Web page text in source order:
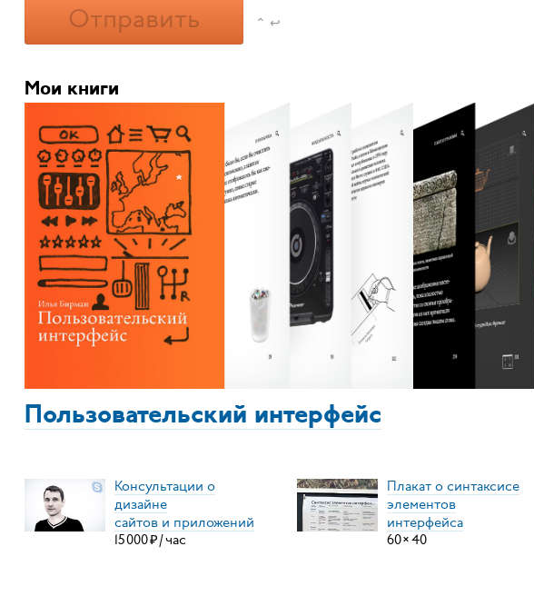
Отправить ⌃ ↩
Мои книги
Пользовательский интерфейс
Консультации о
дизайне
сайтов и приложений
15000₽/час
Плакат о синтаксисе
элементов
интерфейса
60×40